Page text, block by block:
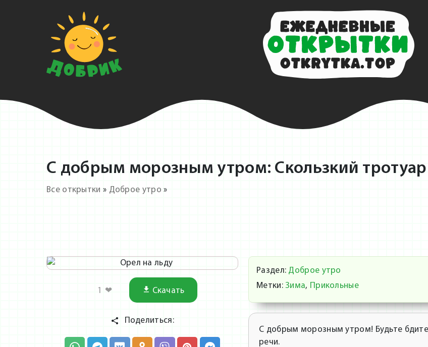
С добрым морозным утром: Скользкий тротуар
Все открытки » Доброе утро »
1 ❤ Скачать
Поделиться:
Раздел: Доброе утро
Метки: Зима, Прикольные
С добрым морозным утром! Будьте
речи.